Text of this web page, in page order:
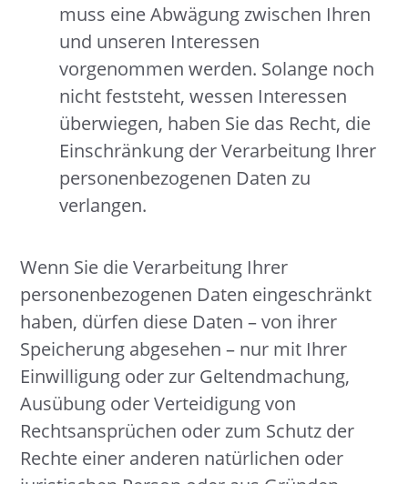
muss eine Abwägung zwischen Ihren
und unseren Interessen
vorgenommen werden. Solange noch
nicht feststeht, wessen Interessen
überwiegen, haben Sie das Recht, die
Einschränkung der Verarbeitung Ihrer
personenbezogenen Daten zu
verlangen.
Wenn Sie die Verarbeitung Ihrer
personenbezogenen Daten eingeschränkt
haben, dürfen diese Daten – von ihrer
Speicherung abgesehen – nur mit Ihrer
Einwilligung oder zur Geltendmachung,
Ausübung oder Verteidigung von
Rechtsansprüchen oder zum Schutz der
Rechte einer anderen natürlichen oder